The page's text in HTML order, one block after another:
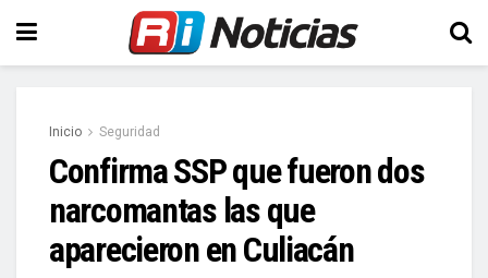
Inicio Seguridad
Confirma SSP que fueron dos
narcomantas las que
aparecieron en Culiacán